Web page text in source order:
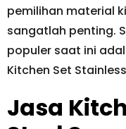
pemilihan material
sangatlah penting.
populer saat ini
Kitchen Set
Jasa